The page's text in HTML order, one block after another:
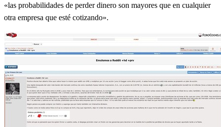
«las probabilidades de perder dinero son mayores que en cualquier
otra empresa que esté cotizando».